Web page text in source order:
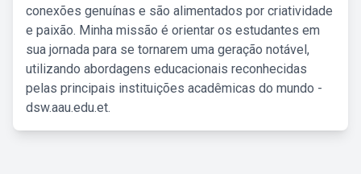
conexões genuínas e são alimentados por criatividade
e paixão. Minha missão é orientar os estudantes em
sua jornada para se tornarem uma geração notável,
utilizando abordagens educacionais reconhecidas
pelas principais instituições acadêmicas do mundo -
dsw.aau.edu.et.